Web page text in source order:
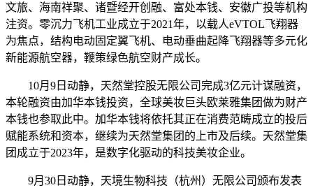
文旅、海南祥聚、诸暨经开创融、富处本钱、安徽广投等机构
注资。零沉力飞机工业成立于2021年，以载人eVTOL飞翔器
为焦点，结构电动固定翼飞机、电动垂曲起降飞翔器等多元化
新能源航空器，鞭策绿色航空财产成长。
10月9日动静，天然堂控股无限公司完成3亿元计谋融资，
本轮融资由加华本钱投资，全球美妆巨头欧莱雅集团做为财产
本钱也参取此中。加华本钱将依托其正在消费范畴成立的投后
赋能系统和资本，继续为天然堂集团的上市及后续。天然堂集
团成立于2023年，是数字化驱动的科技美妆企业。
9月30日动静，天境生物科技（杭州）无限公司颁布发表